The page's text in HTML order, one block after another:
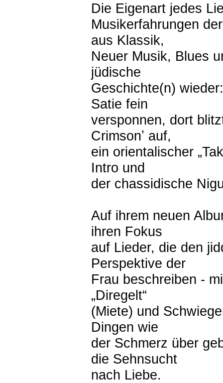
Die Eigenart jedes
Musikerfahrungen
aus Klassik,
Neuer Musik, Blues
jüdische
Geschichte(n)
Satie fein
versponnen, dort
Crimsonʼ auf,
ein orientalischer
Intro und
der chassidische
Auf ihrem neuen
ihren Fokus
auf Lieder, die den
Perspektive der
Frau beschreiben -
„Diregelt“
(Miete) und
Dingen wie
der Schmerz über
die Sehnsucht
nach Liebe.